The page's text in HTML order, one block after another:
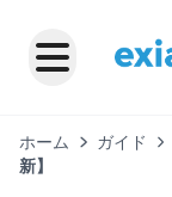
ホーム ガイド
新】